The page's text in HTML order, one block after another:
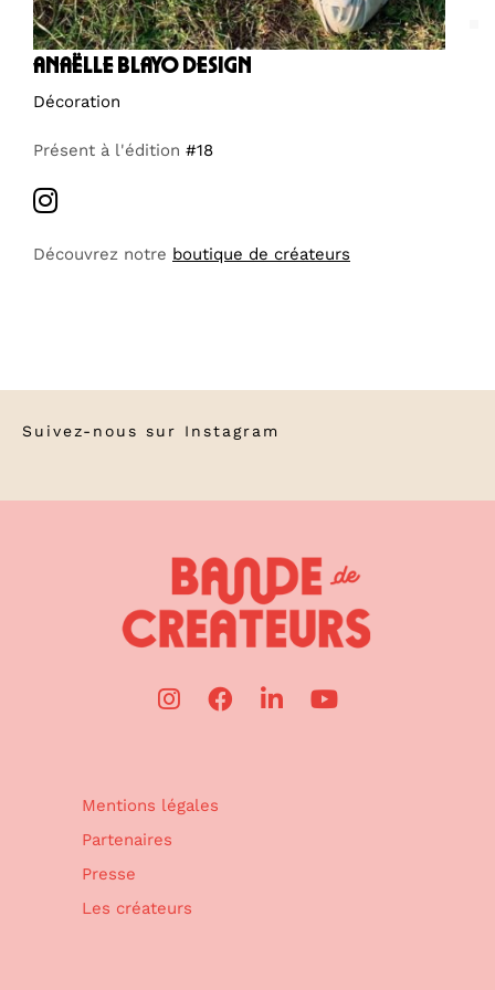
anaëlle blayo design
Décoration
Présent à l'édition #18
Découvrez notre boutique de créateurs
Suivez-nous sur Instagram
Mentions légales
Partenaires
Presse
Les créateurs